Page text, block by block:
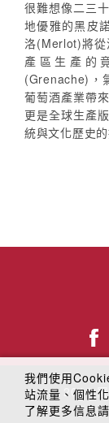
很難想像二三
地優雅的黑皮
洛(Merlot)將從
產區生產的
(Grenache)，
葡萄酒產業帶
更是全球生產
統與文化歷史的
© 2018
我們使用
站流量、個性
了解更多信息